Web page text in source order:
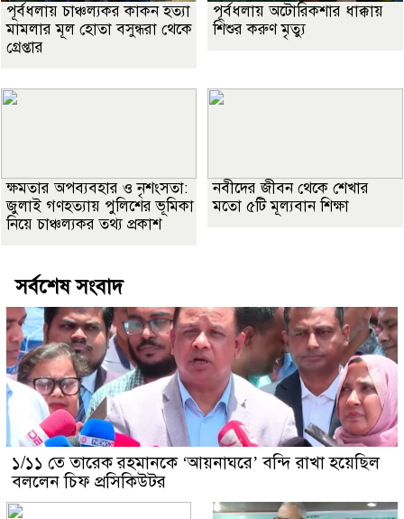
পূর্বধলায় চাঞ্চল্যকর কাকন হত্যা
মামলার মূল হোতা বসুন্ধরা থেকে
গ্রেপ্তার
পূর্বধলায় অটোরিকশার ধাক্কায়
শিশুর করুণ মৃত্যু
ক্ষমতার অপব্যবহার ও নৃশংসতা:
জুলাই গণহত্যায় পুলিশের ভূমিকা
নিয়ে চাঞ্চল্যকর তথ্য প্রকাশ
নবীদের জীবন থেকে শেখার
মতো ৫টি মূল্যবান শিক্ষা
সর্বশেষ সংবাদ
১/১১ তে তারেক রহমানকে ‘আয়নাঘরে’ বন্দি রাখা হয়েছিল
বললেন চিফ প্রসিকিউটর